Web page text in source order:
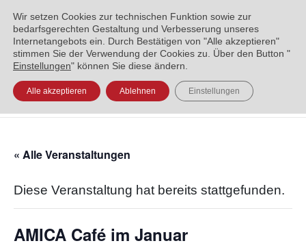
ENGLISH العربية УКРАЇНСЬКА
« Alle Veranstaltungen
Diese Veranstaltung hat bereits stattgefunden.
AMICA Café im Januar
Wir setzen Cookies zur technischen Funktion sowie zur
bedarfsgerechten Gestaltung und Verbesserung unseres
Internetangebots ein. Durch Bestätigen von "Alle akzeptieren"
stimmen Sie der Verwendung der Cookies zu. Über den Button "
Einstellungen" können Sie diese ändern.
Alle akzeptieren Ablehnen Einstellungen